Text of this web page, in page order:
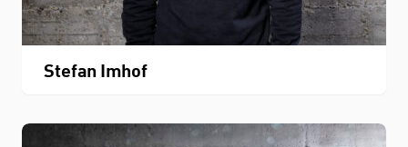
Stefan Imhof